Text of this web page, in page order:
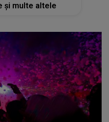
și multe altele